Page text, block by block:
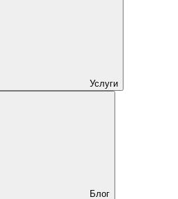
Услуги
Блог